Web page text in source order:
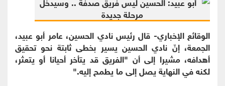
الوقائع الإخباري- قال رئيس نادي الحسين، عامر أبو عبيد،
الجمعة، إنّ نادي الحسين يسير بخطى ثابتة نحو تحقيق
أهدافه، مشيرا إلى أن "الفريق قد يتأخر أحيانا أو يتعثر،
لكنه في النهاية يصل إلى ما يطمح إليه."